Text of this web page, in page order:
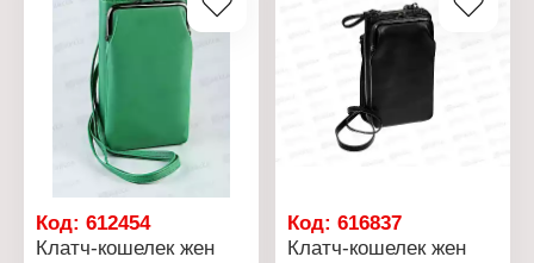
Характеристики:
Бренд: Barez
Артикул: N-063
Тип товара: Сумка
Вид: женская
Вариация: клатч -
кошелек
Модель: "7136"
Комплектация: съемный
регулируемый ремень
Длина ремня: 124 см
Код: 612454
Клатч-кошелек жен
Код:616837
Клатч-кошелек жен